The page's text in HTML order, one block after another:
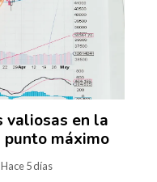
valiosas en la
máximo
Hace 5 días